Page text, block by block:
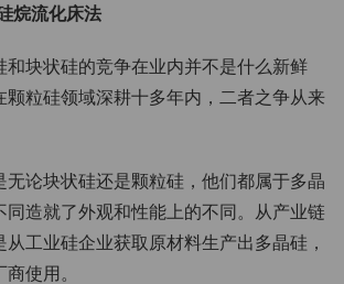
烷流化床法
和块状硅的竞争在业内并不是什么新鲜
颗粒硅领域深耕十多年内，二者之争从来
无论块状硅还是颗粒硅，他们都属于多晶
同造就了外观和性能上的不同。从产业链
从工业硅企业获取原材料生产出多晶硅，
使用。